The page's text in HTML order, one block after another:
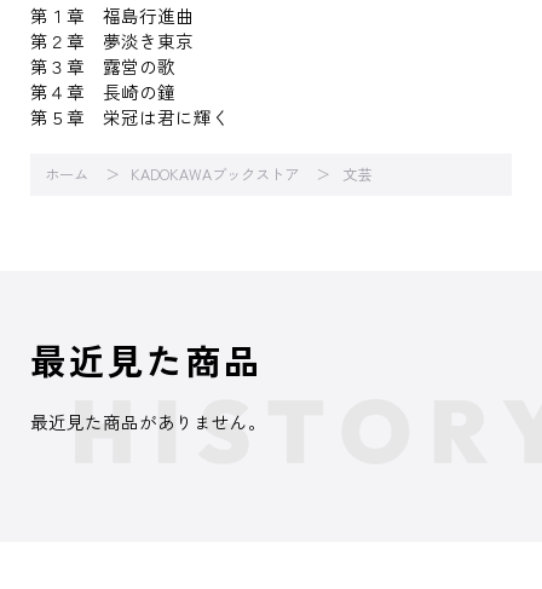
第１章 福島行進曲
第２章 夢淡き東京
第３章 露営の歌
第４章 長崎の鐘
第５章 栄冠は君に輝く
ホーム KADOKAWAブックストア 文芸
最近見た商品
最近見た商品がありません。